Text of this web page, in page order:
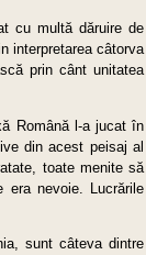
cu multă dăruire de
interpretarea câtorva
prin cânt unitatea
Română l-a jucat în
din acest peisaj al
toate menite să
era nevoie. Lucrările
sunt câteva dintre